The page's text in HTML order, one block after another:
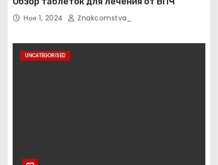
Ноя 1, 2024 Znakcomstva_
UNCATEGORISED